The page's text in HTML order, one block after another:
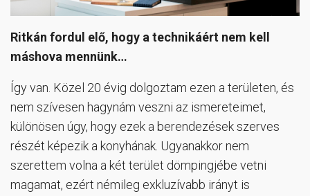
Ritkán fordul elő, hogy a technikáért nem kell
máshova mennünk…
Így van. Közel 20 évig dolgoztam ezen a területen, és
nem szívesen hagynám veszni az ismereteimet,
különösen úgy, hogy ezek a berendezések szerves
részét képezik a konyhának. Ugyanakkor nem
szerettem volna a két terület dömpingjébe vetni
magamat, ezért némileg exkluzívabb irányt is